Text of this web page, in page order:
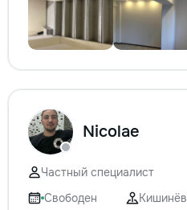
Nicolae
Частный специалист
Свободен
Кишинёв